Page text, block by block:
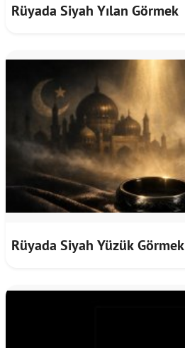
Rüyada Siyah Yılan Görmek
Rüyada Siyah Yüzük Görmek